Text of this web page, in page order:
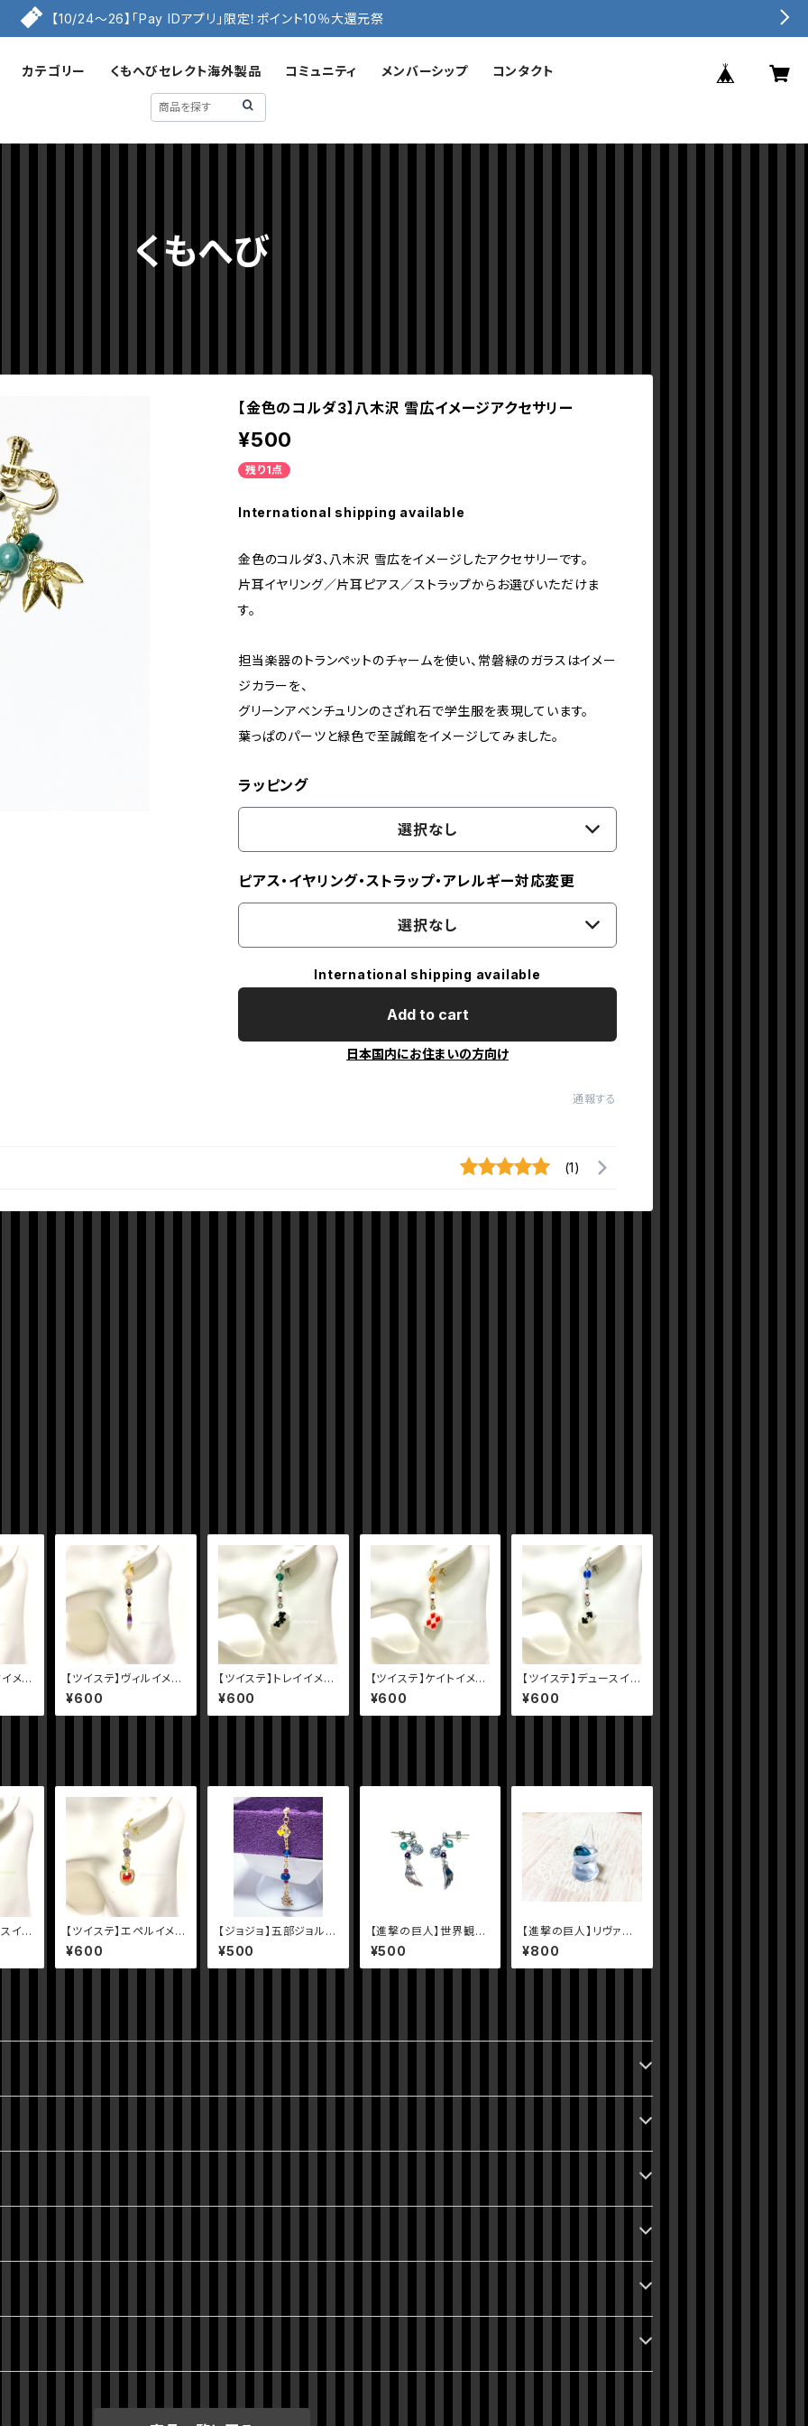
【10/24〜26】「Pay IDアプリ」限定！ポイント10％大還元祭
カテゴリー くもへびセレクト海外製品 コミュニティ メンバーシップ コンタクト
くもへび
【金色のコルダ3】八木沢 雪広イメージアクセサリー
¥500
残り1点
International shipping available
金色のコルダ3、八木沢 雪広をイメージしたアクセサリーです。
片耳イヤリング／片耳ピアス／ストラップからお選びいただけま
す。
担当楽器のトランペットのチャームを使い、常磐緑のガラスはイメー
ジカラーを、
グリーンアベンチュリンのさざれ石で学生服を表現しています。
葉っぱのパーツと緑色で至誠館をイメージしてみました。
ラッピング
選択なし
ピアス・イヤリング・ストラップ・アレルギー対応変更
選択なし
International shipping available
Add to cart
日本国内にお住まいの方向け
通報する
(1)
メー
【ツイステ】ヴィルイメー
ジピアス
¥600
【ツイステ】トレイイメー
ジピアス
¥600
【ツイステ】ケイトイメー
ジピアス
¥600
【ツイステ】デュースイメ
ージピアス
¥600
イメ
【ツイステ】エペルイメ
ージピアス
¥600
【ジョジョ】五部ジョルノ
イメージピアス
¥500
【進撃の巨人】世界観イ
メージピアス
¥500
【進撃の巨人】リヴァイ
兵長イメージリング
¥800